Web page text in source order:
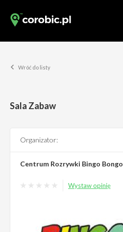
Wróć do listy
Sala Zabaw
Organizator:
Centrum Rozrywki Bingo Bongo
Wystaw opinię